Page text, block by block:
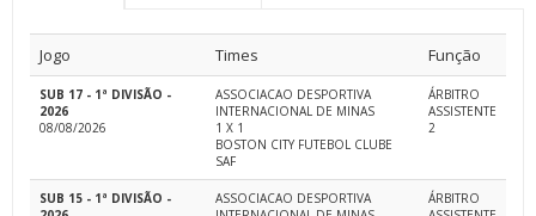
Jogo Times Função
SUB 17 - 1ª DIVISÃO -
2026
08/08/2026
ASSOCIACAO DESPORTIVA
INTERNACIONAL DE MINAS
1 X 1
BOSTON CITY FUTEBOL CLUBE
SAF
ÁRBITRO
ASSISTENTE
2
SUB 15 - 1ª DIVISÃO -
ASSOCIACAO DESPORTIVA
ÁRBITRO